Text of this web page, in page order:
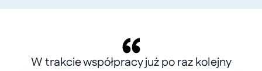
W trakcie współpracy już po raz kolejny